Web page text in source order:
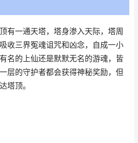
有一通天塔，塔身渗入天际，塔周
收三界冤魂诅咒和凶念，自成一小
名的上仙还是默默无名的游魂，皆
层的守护者都会获得神秘奖励，但
塔顶。